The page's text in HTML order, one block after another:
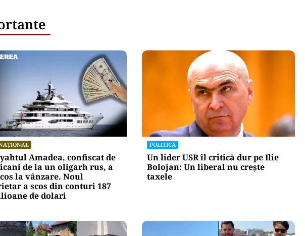
Amadea, confiscat de
de la un oligarh rus, a
la vânzare. Noul
a scos din conturi 187
de dolari
POLITICĂ
Un lider USR îl critică dur pe Ilie
Bolojan: Un liberal nu crește
taxele